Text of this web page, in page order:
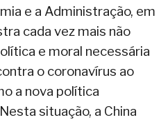
e a Administração, em
cada vez mais não
e moral necessária
o coronavírus ao
a nova política
situação, a China